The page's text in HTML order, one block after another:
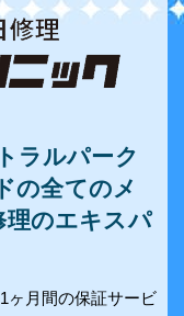
ラルパーク
の全てのメ
理のエキスパ
ヶ月間の保証サービ